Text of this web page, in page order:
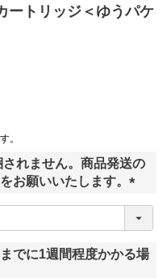
ートリッジ＜ゆうパケ
。
れません。商品発送の
お願いいたします。
(
必
)
でに1週間程度かかる場